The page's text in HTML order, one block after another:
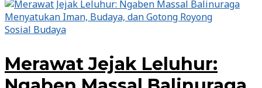
Sosial Budaya
Merawat Jejak Leluhur: